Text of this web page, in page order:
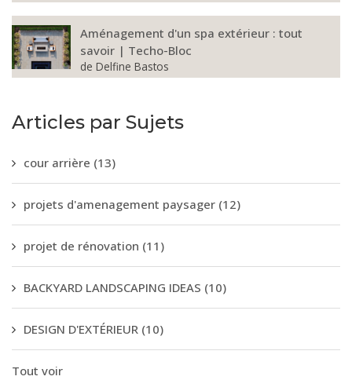
Aménagement d'un spa extérieur : tout
savoir | Techo-Bloc
de Delfine Bastos
Articles par Sujets
cour arrière (13)
projets d'amenagement paysager (12)
projet de rénovation (11)
BACKYARD LANDSCAPING IDEAS (10)
DESIGN D'EXTÉRIEUR (10)
Tout voir